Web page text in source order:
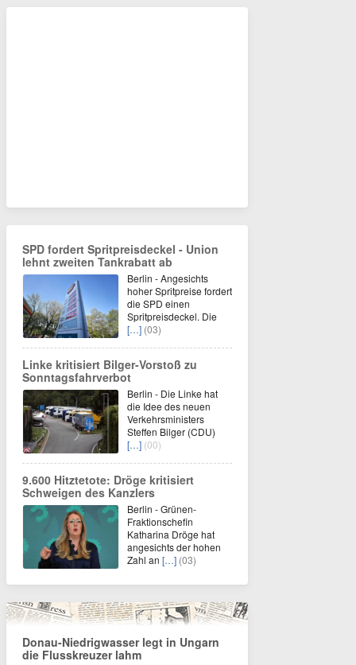
SPD fordert Spritpreisdeckel - Union
lehnt zweiten Tankrabatt ab
Berlin - Angesichts
hoher Spritpreise fordert
die SPD einen
Spritpreisdeckel. Die
[…] (03)
Linke kritisiert Bilger-Vorstoß zu
Sonntagsfahrverbot
Berlin - Die Linke hat
die Idee des neuen
Verkehrsministers
Steffen Bilger (CDU)
[…] (00)
9.600 Hitztetote: Dröge kritisiert
Schweigen des Kanzlers
Berlin - Grünen-
Fraktionschefin
Katharina Dröge hat
angesichts der hohen
Zahl an […] (03)
Donau-Niedrigwasser legt in Ungarn
die Flusskreuzer lahm